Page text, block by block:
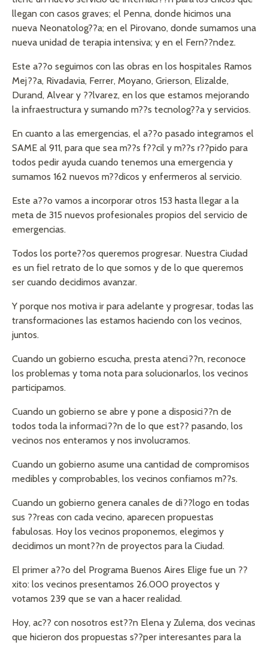
llegan con casos graves; el Penna, donde hicimos una
nueva Neonatolog??a; en el Pirovano, donde sumamos una
nueva unidad de terapia intensiva; y en el Fern??ndez.
Este a??o seguimos con las obras en los hospitales Ramos
Mej??a, Rivadavia, Ferrer, Moyano, Grierson, Elizalde,
Durand, Alvear y ??lvarez, en los que estamos mejorando
la infraestructura y sumando m??s tecnolog??a y servicios.
En cuanto a las emergencias, el a??o pasado integramos el
SAME al 911, para que sea m??s f??cil y m??s r??pido para
todos pedir ayuda cuando tenemos una emergencia y
sumamos 162 nuevos m??dicos y enfermeros al servicio.
Este a??o vamos a incorporar otros 153 hasta llegar a la
meta de 315 nuevos profesionales propios del servicio de
emergencias.
Todos los porte??os queremos progresar. Nuestra Ciudad
es un fiel retrato de lo que somos y de lo que queremos
ser cuando decidimos avanzar.
Y porque nos motiva ir para adelante y progresar, todas las
transformaciones las estamos haciendo con los vecinos,
juntos.
Cuando un gobierno escucha, presta atenci??n, reconoce
los problemas y toma nota para solucionarlos, los vecinos
participamos.
Cuando un gobierno se abre y pone a disposici??n de
todos toda la informaci??n de lo que est?? pasando, los
vecinos nos enteramos y nos involucramos.
Cuando un gobierno asume una cantidad de compromisos
medibles y comprobables, los vecinos confiamos m??s.
Cuando un gobierno genera canales de di??logo en todas
sus ??reas con cada vecino, aparecen propuestas
fabulosas. Hoy los vecinos proponemos, elegimos y
decidimos un mont??n de proyectos para la Ciudad.
El primer a??o del Programa Buenos Aires Elige fue un ??
xito: los vecinos presentamos 26.000 proyectos y
votamos 239 que se van a hacer realidad.
Hoy, ac?? con nosotros est??n Elena y Zulema, dos vecinas
que hicieron dos propuestas s??per interesantes para la